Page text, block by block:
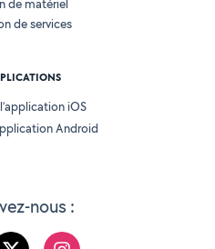
nous :
de matériel
de services
iOS
Android